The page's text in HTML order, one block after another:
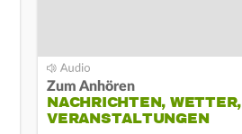
Zum Anhören
NACHRICHTEN, WETTER,
VERANSTALTUNGEN